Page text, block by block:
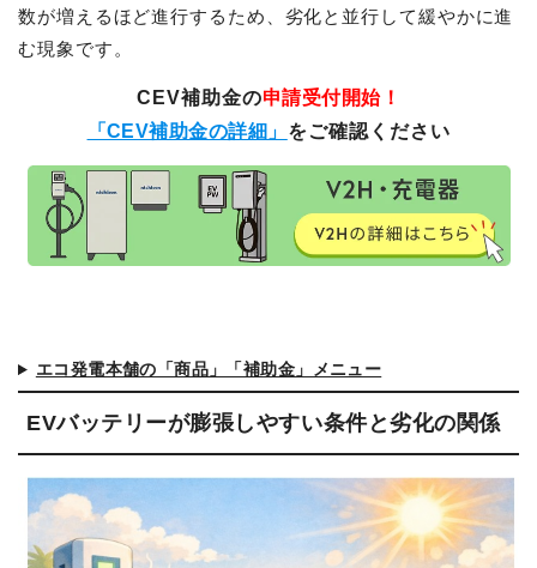
数が増えるほど進行するため、劣化と並行して緩やかに進
む現象です。
CEV補助金の申請受付開始！
「CEV補助金の詳細」 をご確認ください
エコ発電本舗の「商品」「補助金」メニュー
EVバッテリーが膨張しやすい条件と劣化の関係